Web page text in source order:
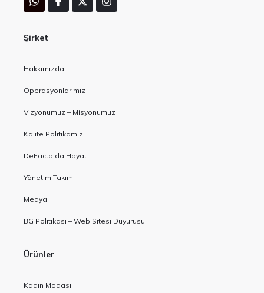
Şirket
Hakkımızda
Operasyonlarımız
Vizyonumuz – Misyonumuz
Kalite Politikamız
DeFacto’da Hayat
Yönetim Takımı
Medya
BG Politikası – Web Sitesi Duyurusu
Ürünler
Kadın Modası